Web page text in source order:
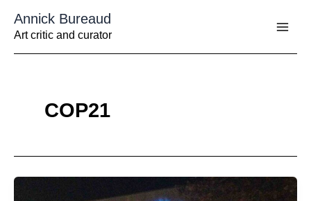
contenu
Annick Bureaud
Art critic and curator
COP21